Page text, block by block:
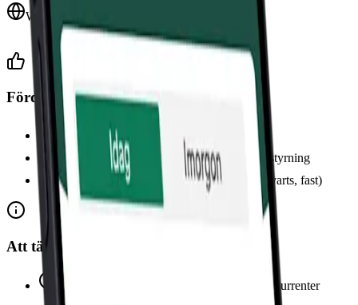
Webbplats
fortum.se
Fördelar
100% fossilfri el i alla avtal
Prisbelönt app med realtidsdata och smart styrning
Flera avtalstyper att välja mellan (rörligt, kvarts, fast)
Att tänka på
Högre månadsavgift jämfört med vissa konkurrenter